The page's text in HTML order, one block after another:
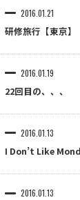
2016.01.21
研修旅行【東京】
2016.01.19
22回目の、、、
2016.01.13
I Don’t Like
2016.01.13